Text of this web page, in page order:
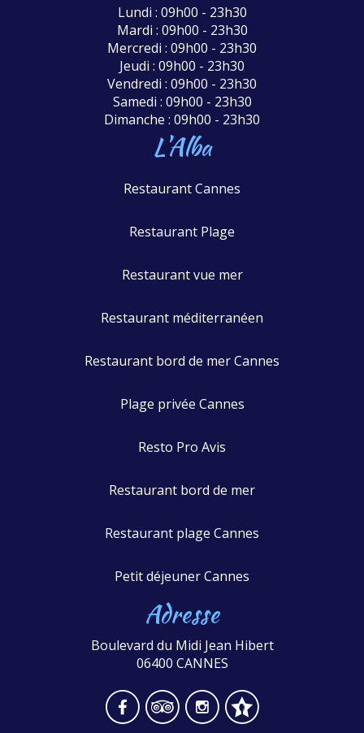
Lundi : 09h00 - 23h30
Mardi : 09h00 - 23h30
Mercredi : 09h00 - 23h30
Jeudi : 09h00 - 23h30
Vendredi : 09h00 - 23h30
Samedi : 09h00 - 23h30
Dimanche : 09h00 - 23h30
L'Alba
Restaurant Cannes
Restaurant Plage
Restaurant vue mer
Restaurant méditerranéen
Restaurant bord de mer Cannes
Plage privée Cannes
Resto Pro Avis
Restaurant bord de mer
Restaurant plage Cannes
Petit déjeuner Cannes
Adresse
Boulevard du Midi Jean Hibert
06400 CANNES